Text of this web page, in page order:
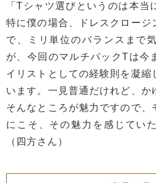
「Tシャツ選びというのは本当
特に僕の場合、ドレスクロージ
で、ミリ単位のバランスまで
が、今回のマルチパックTは今
イリストとしての経験則を凝縮
います。一見普通だけれど、か
そんなところが魅力ですので、
にこそ、その魅力を感じてい
（四方さん）